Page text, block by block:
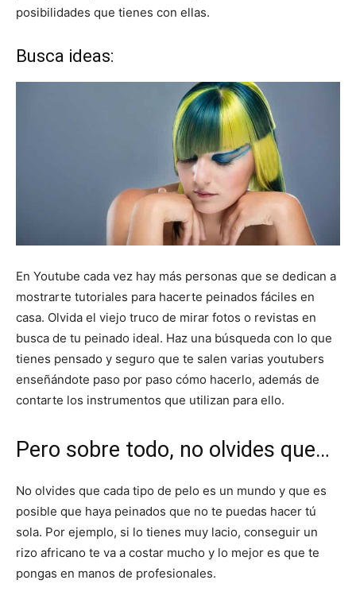
posibilidades que tienes con ellas.
Busca ideas:
En Youtube cada vez hay más personas que se dedican a
mostrarte tutoriales para hacerte peinados fáciles en
casa. Olvida el viejo truco de mirar fotos o revistas en
busca de tu peinado ideal. Haz una búsqueda con lo que
tienes pensado y seguro que te salen varias youtubers
enseñándote paso por paso cómo hacerlo, además de
contarte los instrumentos que utilizan para ello.
Pero sobre todo, no olvides que…
No olvides que cada tipo de pelo es un mundo y que es
posible que haya peinados que no te puedas hacer tú
sola. Por ejemplo, si lo tienes muy lacio, conseguir un
rizo africano te va a costar mucho y lo mejor es que te
pongas en manos de profesionales.